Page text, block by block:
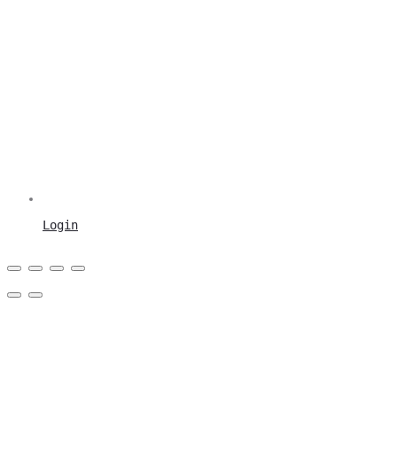
Login